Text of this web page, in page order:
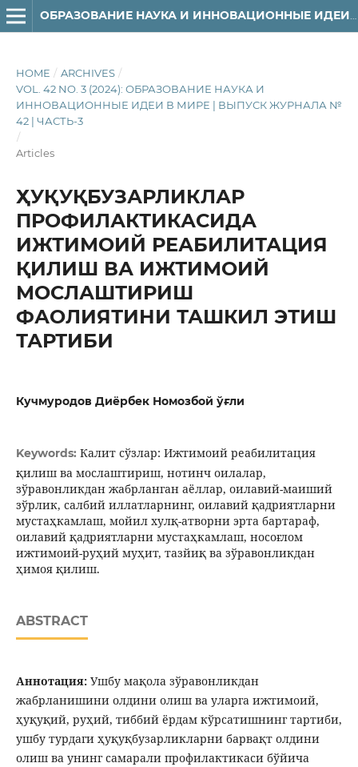
HOME / ARCHIVES /
VOL. 42 NO. 3 (2024): ОБРАЗОВАНИЕ НАУКА И
ИННОВАЦИОННЫЕ ИДЕИ В МИРЕ | ВЫПУСК ЖУРНАЛА №
42 | ЧАСТЬ-3
/
Articles
ҲУҚУҚБУЗАРЛИКЛАР
ПРОФИЛАКТИКАСИДА
ИЖТИМОИЙ РЕАБИЛИТАЦИЯ
ҚИЛИШ ВА ИЖТИМОИЙ
МОСЛАШТИРИШ
ФАОЛИЯТИНИ ТАШКИЛ ЭТИШ
ТАРТИБИ
Кучмуродов Диёрбек Номозбой ўғли
Keywords: Калит сўзлар: Ижтимоий реабилитация
қилиш ва мослаштириш, нотинч оилалар,
зўравонликдан жабрланган аёллар, оилавий-маиший
зўрлик, салбий иллатларнинг, оилавий қадриятларни
мустаҳкамлаш, мойил хулқ-атворни эрта бартараф,
оилавий қадриятларни мустаҳкамлаш, носоғлом
ижтимоий-руҳий муҳит, тазйиқ ва зўравонликдан
ҳимоя қилиш.
ABSTRACT
Аннотация: Ушбу мақола зўравонликдан
жабрланишини олдини олиш ва уларга ижтимоий,
ҳуқуқий, руҳий, тиббий ёрдам кўрсатишнинг тартиби,
ушбу турдаги ҳуқуқбузарликларни барвақт олдини
олиш ва унинг самарали профилактикаси бўйича